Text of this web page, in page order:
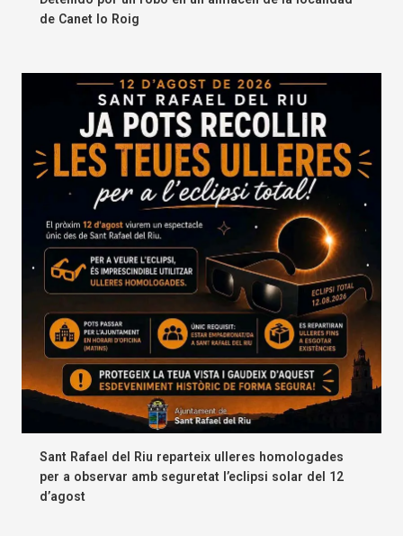
de Canet lo Roig
Sant Rafael del Riu reparteix ulleres homologades
per a observar amb seguretat l’eclipsi solar del 12
d’agost